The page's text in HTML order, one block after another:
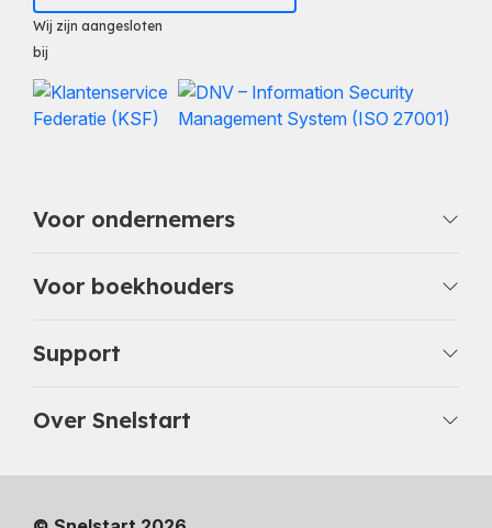
Wij zijn aangesloten
bij
Voor ondernemers
Voor boekhouders
Support
Over Snelstart